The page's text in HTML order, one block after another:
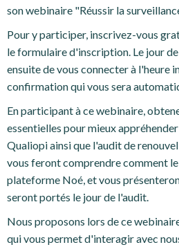
son webinaire "Réussir la
Pour y participer, inscrivez-vous
le formulaire d'inscription. Le jour
ensuite de vous connecter à l'heure
confirmation qui vous sera
En participant à ce webinaire,
essentielles pour mieux
Qualiopi ainsi que l'audit de
vous feront comprendre comment
plateforme Noé, et vous
seront portés le jour de l'audit.
Nous proposons lors de ce
qui vous permet d'interagir avec